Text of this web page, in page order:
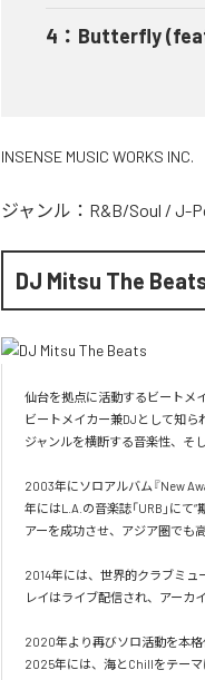
4 ： Butterfly
INSENSE MUSIC WORKS INC.
ジャンル： R&B/Soul / J-
DJ Mitsu The
仙台を拠点に活動するビートメ
ビートメイカー兼DJとして知ら
ジャンルを横断する音楽性、そ
2003年にソロアルバム『New
年にはL.A.の音楽誌「URB」に
アーを成功させ、アジア圏でも
2014年には、世界的クラブミュ
レイはライブ配信され、アーカ
2020年より再びソロ活動を本格
2025年には、海とChillをテーマ